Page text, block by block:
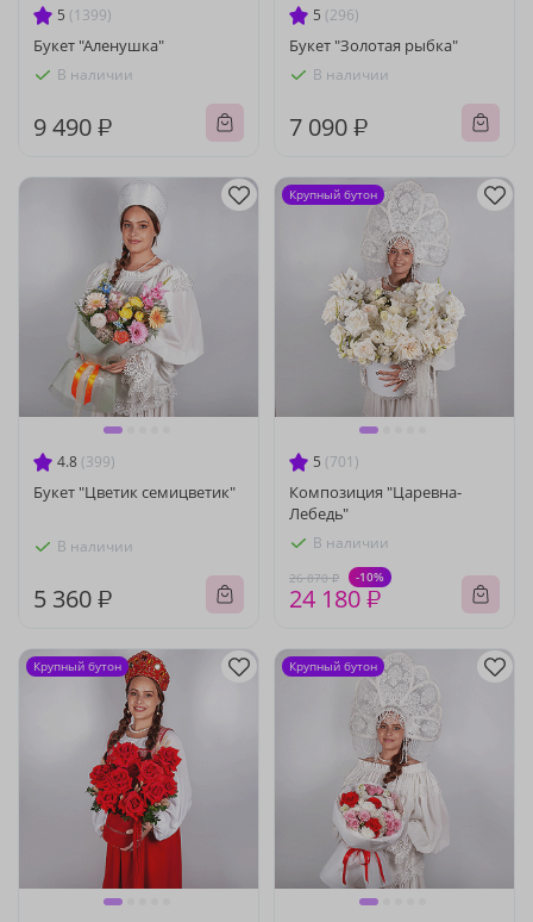
5 (1399)
Букет "Аленушка"
В наличии
9 490 ₽
5 (296)
Букет "Золотая рыбка"
В наличии
7 090 ₽
4.8 (399)
Букет "Цветик семицветик"
В наличии
5 360 ₽
5 (701)
Композиция "Царевна-
Лебедь"
В наличии
26 870 ₽ -10%
24 180 ₽
Крупный бутон
Крупный бутон Крупный бутон